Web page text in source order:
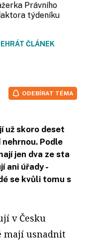
Právního
týdeníku
ČLÁNEK
ODEBÍRAT TÉMA
už skoro deset
Podle
jen dva ze sta
ani úřady -
se kvůli tomu s
v Česku
mají usnadnit